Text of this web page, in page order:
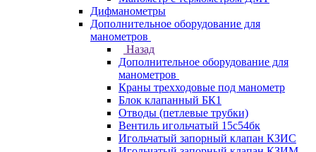
Дифманометры
Дополнительное оборудование для
манометров
Назад
Дополнительное оборудование для
манометров
Краны трехходовые под манометр
Блок клапанный БК1
Отводы (петлевые трубки)
Вентиль игольчатый 15с54бк
Игольчатый запорный клапан КЗИС